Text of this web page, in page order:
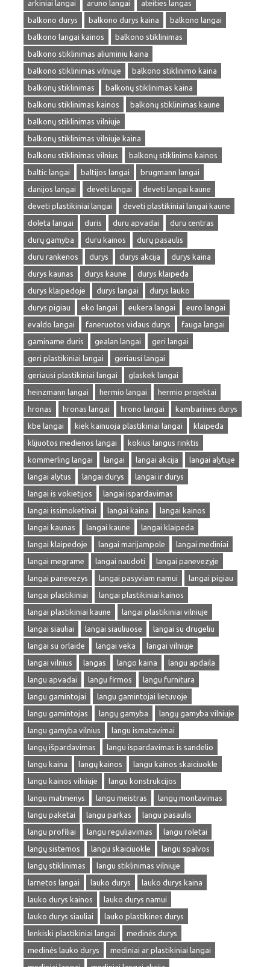
arkiniai langai
aruno langai
ateities langas
balkono durys
balkono durys kaina
balkono langai
balkono langai kainos
balkono stiklinimas
balkono stiklinimas aliuminiu kaina
balkono stiklinimas vilniuje
balkono stiklinimo kaina
balkonų stiklinimas
balkonų stiklinimas kaina
balkonu stiklinimas kainos
balkonų stiklinimas kaune
balkonų stiklinimas vilniuje
balkonų stiklinimas vilniuje kaina
balkonu stiklinimas vilnius
balkonų stiklinimo kainos
baltic langai
baltijos langai
brugmann langai
danijos langai
deveti langai
deveti langai kaune
deveti plastikiniai langai
deveti plastikiniai langai kaune
doleta langai
duris duru apvadai
duru centras
durų gamyba
duru kainos
durų pasaulis
duru rankenos
durys durys akcija
durys kaina
durys kaunas
durys kaune
durys klaipeda
durys klaipedoje
durys langai
durys lauko
durys pigiau
eko langai eukera langai
euro langai
evaldo langai
faneruotos vidaus durys
fauga langai
gaminame duris
gealan langai
geri langai
geri plastikiniai langai
geriausi langai
geriausi plastikiniai langai
glaskek langai
heinzmann langai
hermio langai
hermio projektai
hronas
hronas langai hrono langai
kambarines durys
kbe langai
kiek kainuoja plastikiniai langai
klaipeda
klijuotos medienos langai
kokius langus rinktis
kommerling langai
langai langai akcija
langai alytuje
langai alytus
langai durys
langai ir durys
langai is vokietijos
langai ispardavimas
langai issimoketinai
langai kaina
langai kainos
langai kaunas
langai kaune
langai klaipeda
langai klaipedoje
langai marijampole
langai mediniai
langai megrame
langai naudoti
langai panevezyje
langai panevezys
langai pasyviam namui
langai pigiau
langai plastikiniai
langai plastikiniai kainos
langai plastikiniai kaune
langai plastikiniai vilniuje
langai siauliai
langai siauliuose
langai su drugeliu
langai su orlaide
langai veka
langai vilniuje
langai vilnius
langas lango kaina
langu apdaila
langu apvadai
langu firmos
langu furnitura
langu gamintojai
langu gamintojai lietuvoje
langu gamintojas
langų gamyba
langų gamyba vilniuje
langu gamyba vilnius
langu ismatavimai
langų išpardavimas
langu ispardavimas is sandelio
langu kaina
langų kainos
langu kainos skaiciuokle
langu kainos vilniuje
langu konstrukcijos
langu matmenys
langu meistras
langų montavimas
langu paketai
langu parkas
langu pasaulis
langu profiliai
langu reguliavimas
langu roletai
langų sistemos
langu skaiciuokle
langu spalvos
langų stiklinimas
langu stiklinimas vilniuje
larnetos langai
lauko durys
lauko durys kaina
lauko durys kainos
lauko durys namui
lauko durys siauliai
lauko plastikines durys
lenkiski plastikiniai langai
medinės durys
medinės lauko durys
mediniai ar plastikiniai langai